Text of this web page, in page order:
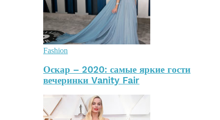
Fashion
Оскар – 2020: самые яркие гости
вечеринки Vanity Fair